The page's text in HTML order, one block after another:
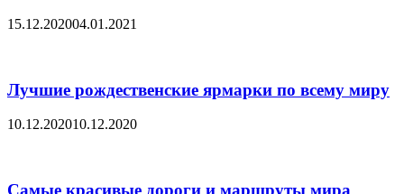
15.12.202004.01.2021
Лучшие рождественские ярмарки по всему миру
10.12.202010.12.2020
Самые красивые дороги и маршруты мира